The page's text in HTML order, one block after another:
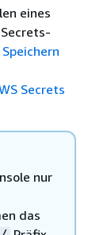
eines
Speichern
Secrets
nur
das